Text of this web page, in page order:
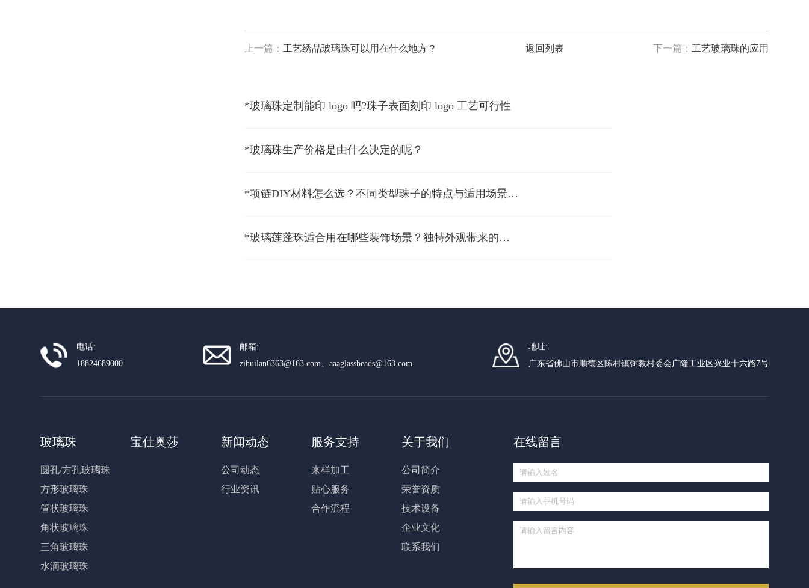
上一篇： 工艺绣品玻璃珠可以用在什么地方？ 返回列表 下一篇： 工艺玻璃珠的应用
*玻璃珠定制能印 logo 吗?珠子表面刻印 logo 工艺可行性
*玻璃珠生产价格是由什么决定的呢？
*项链DIY材料怎么选？不同类型珠子的特点与适用场景解析
*玻璃莲蓬珠适合用在哪些装饰场景？独特外观带来的创意应用解析
电话:
18824689000
邮箱:
zihuilan6363@163.com、aaaglassbeads@163.com
地址:
广东省佛山市顺德区陈村镇弼教村委会广隆工业区兴业十六路7号
玻璃珠
圆孔/方孔玻璃珠
方形玻璃珠
管状玻璃珠
角状玻璃珠
三角玻璃珠
水滴玻璃珠
宝仕奥莎 新闻动态
公司动态
行业资讯
服务支持
来样加工
贴心服务
合作流程
关于我们
公司简介
荣誉资质
技术设备
企业文化
联系我们
在线留言